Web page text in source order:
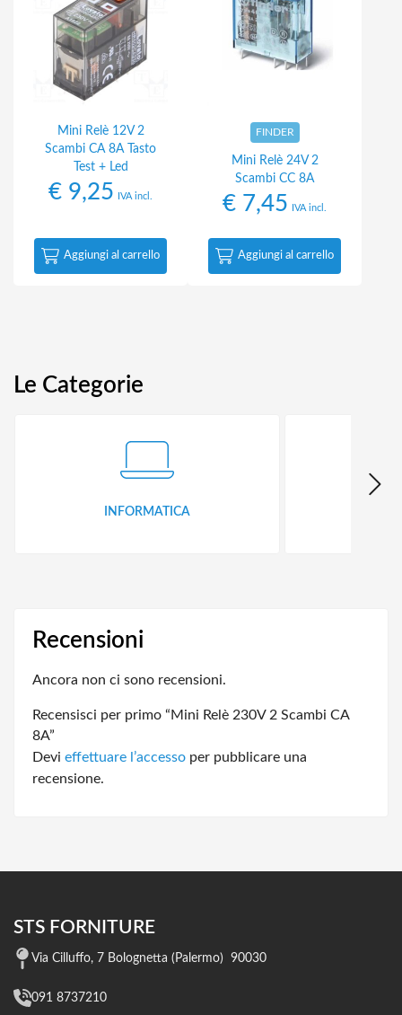
Mini Relè 12V 2
Scambi CA 8A Tasto
Test + Led
€ 9,25 IVA incl.
Aggiungi al carrello
FINDER
Mini Relè 24V 2
Scambi CC 8A
€ 7,45 IVA incl.
Aggiungi al carrello
Le Categorie
INFORMATICA
Recensioni
Ancora non ci sono recensioni.
Recensisci per primo “Mini Relè 230V 2 Scambi CA
8A”
Devi effettuare l’accesso per pubblicare una
recensione.
STS FORNITURE
Via Cilluffo, 7 Bolognetta (Palermo) 90030
091 8737210